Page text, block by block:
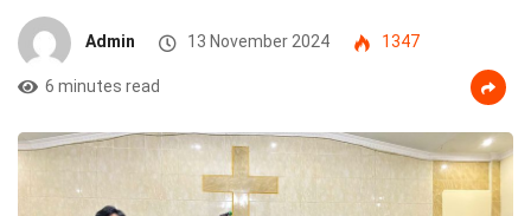
Admin 13 November 2024 1347
6 minutes read